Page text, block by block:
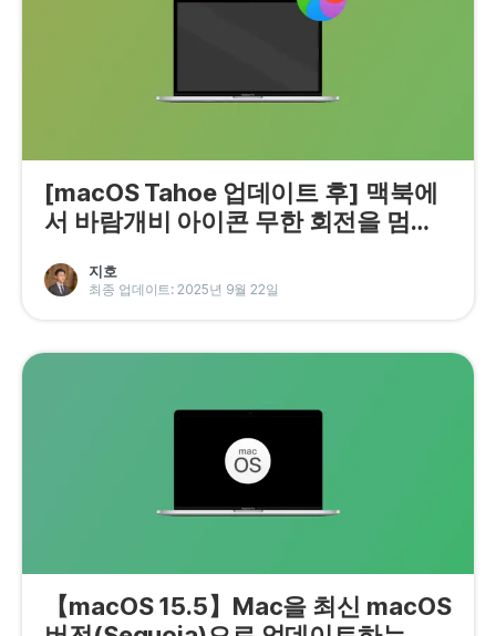
[macOS Tahoe 업데이트 후] 맥북에
서 바람개비 아이콘 무한 회전을 멈추
지호
최종 업데이트: 2025년 9월 22일
【macOS 15.5】Mac을 최신 macOS